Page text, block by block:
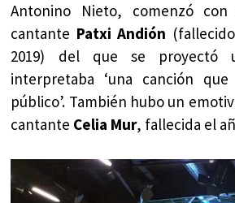
Antonino Nieto, comenzó
cantante Patxi Andión
2019) del que se proyectó
interpretaba ‘una canción
público’. También hubo un
cantante Celia Mur, fallecida el